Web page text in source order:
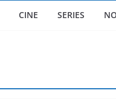
CINE SERIES